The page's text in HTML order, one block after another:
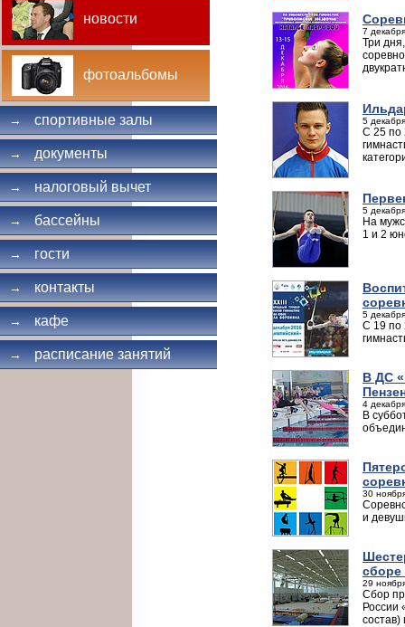
новости
фотоальбомы
→ спортивные залы
→ документы
→ налоговый вычет
→ бассейны
→ гости
→ контакты
→ кафе
→ расписание занятий
7
Три
5
С 25 по
5
На
1 и 2
5
С 19 по
В ДС
4
В
30
и
сборе
29
Сбор
России